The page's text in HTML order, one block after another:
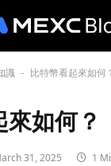
識 - 比特幣看起來如何
如何？
31, 2025 1